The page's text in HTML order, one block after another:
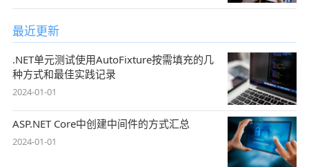
最近更新
.NET单元测试使用AutoFixture按需填充的几
种方式和最佳实践记录
2024-01-01
ASP.NET Core中创建中间件的方式汇总
2024-01-01